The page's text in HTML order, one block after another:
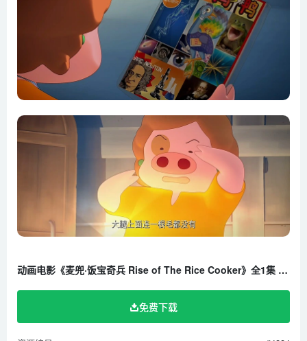
动画电影《麦兜·饭宝奇兵 Rise of The Rice Cooker》全1集 国语中字 高清/MP4/1.09G 百度云网盘下载
免费下载